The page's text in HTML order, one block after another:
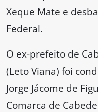
Xeque Mate e
Federal.
O ex-prefeito de
(Leto Viana) foi
Jorge Jácome de
Comarca de